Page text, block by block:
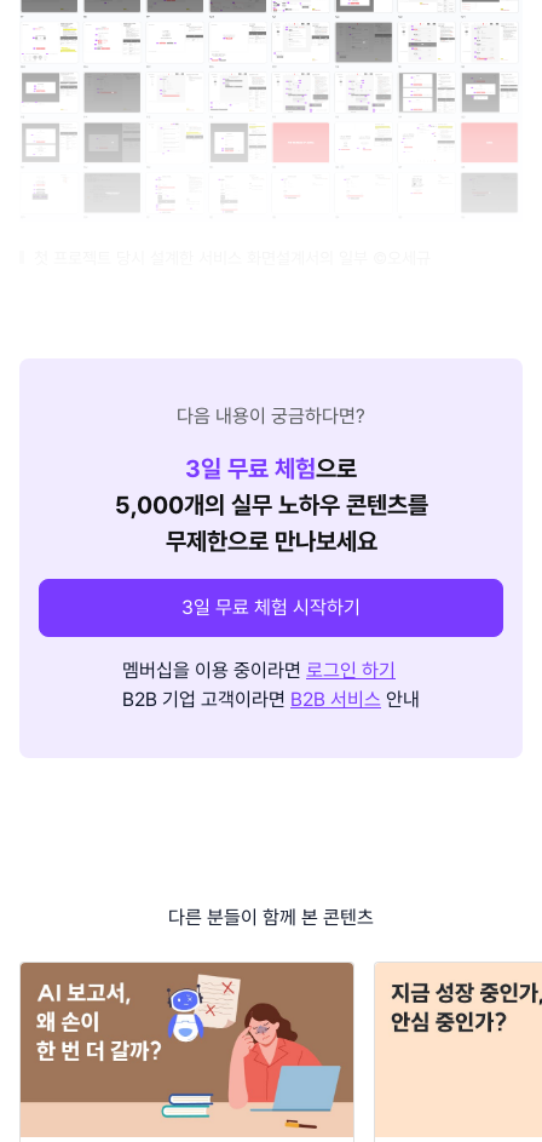
다음 내용이 궁금하다면?
3일 무료 체험으로
5,000개의 실무 노하우 콘텐츠를
무제한으로 만나보세요
3일 무료 체험 시작하기
멤버십을 이용 중이라면 로그인 하기
B2B 기업 고객이라면 B2B 서비스 안내
다른 분들이 함께 본 콘텐츠